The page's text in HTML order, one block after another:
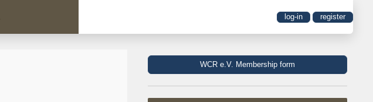
log-in register
WCR e.V. Membership form